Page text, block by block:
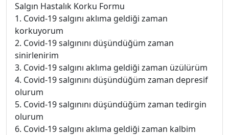
Salgın Hastalık Korku Formu
1. Covid-19 salgını aklıma geldiği zaman
korkuyorum
2. Covid-19 salgınını düşündüğüm zaman
sinirlenirim
3. Covid-19 salgını aklıma geldiği zaman üzülürüm
4. Covid-19 salgınını düşündüğüm zaman depresif
olurum
5. Covid-19 salgınını düşündüğüm zaman tedirgin
olurum
6. Covid-19 salgını aklıma geldiği zaman kalbim